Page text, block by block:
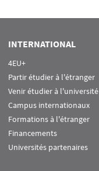
INTERNATIONAL
4EU+
Partir étudier à l'étranger
Venir étudier à l'université
Campus internationaux
Formations à l'étranger
Financements
Universités partenaires